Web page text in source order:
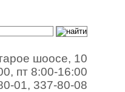
шоосе, 10
пт 8:00-16:00
01, 337-80-08